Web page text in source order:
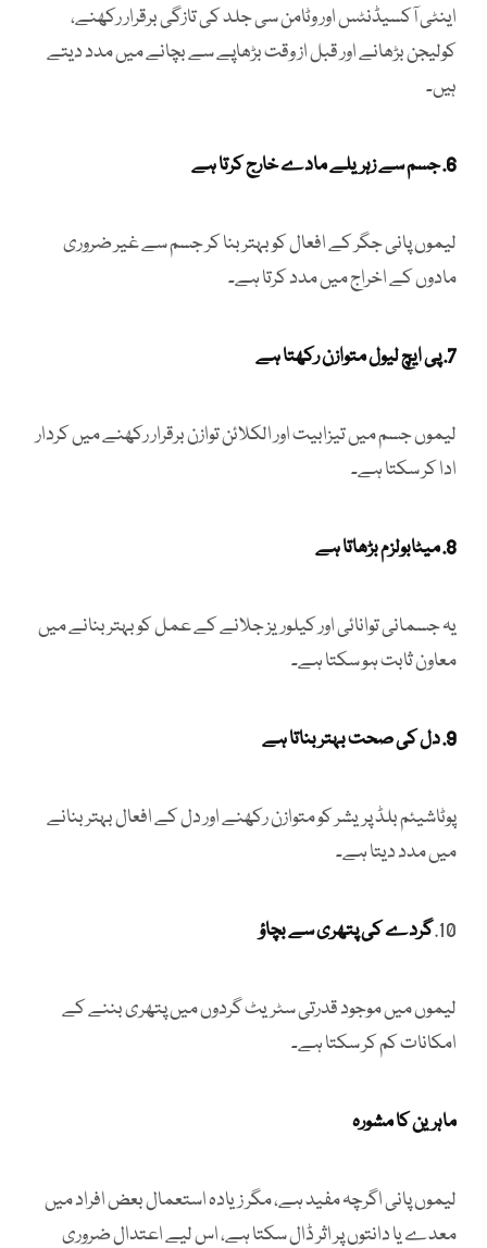
اینٹی آکسیڈنٹس اور وٹامن سی جلد کی تازگی برقرار رکھنے،
کولیجن بڑھانے اور قبل از وقت بڑھاپے سے بچانے میں مدد دیتے
ہیں۔
6. جسم سے زہریلے مادے خارج کرتا ہے
لیموں پانی جگر کے افعال کو بہتر بنا کر جسم سے غیر ضروری
مادوں کے اخراج میں مدد کرتا ہے۔
7. پی ایچ لیول متوازن رکھتا ہے
لیموں جسم میں تیزابیت اور الکلائن توازن برقرار رکھنے میں کردار
ادا کر سکتا ہے۔
8. میٹابولزم بڑھاتا ہے
یہ جسمانی توانائی اور کیلوریز جلانے کے عمل کو بہتر بنانے میں
معاون ثابت ہو سکتا ہے۔
9. دل کی صحت بہتر بناتا ہے
پوٹاشیئم بلڈ پریشر کو متوازن رکھنے اور دل کے افعال بہتر بنانے
میں مدد دیتا ہے۔
10.گردے کی پتھری سے بچاؤ
لیموں میں موجود قدرتی سٹریٹ گردوں میں پتھری بننے کے
امکانات کم کر سکتا ہے۔
ماہرین کا مشورہ
لیموں پانی اگرچہ مفید ہے، مگر زیادہ استعمال بعض افراد میں
معدے یا دانتوں پر اثر ڈال سکتا ہے، اس لیے اعتدال ضروری